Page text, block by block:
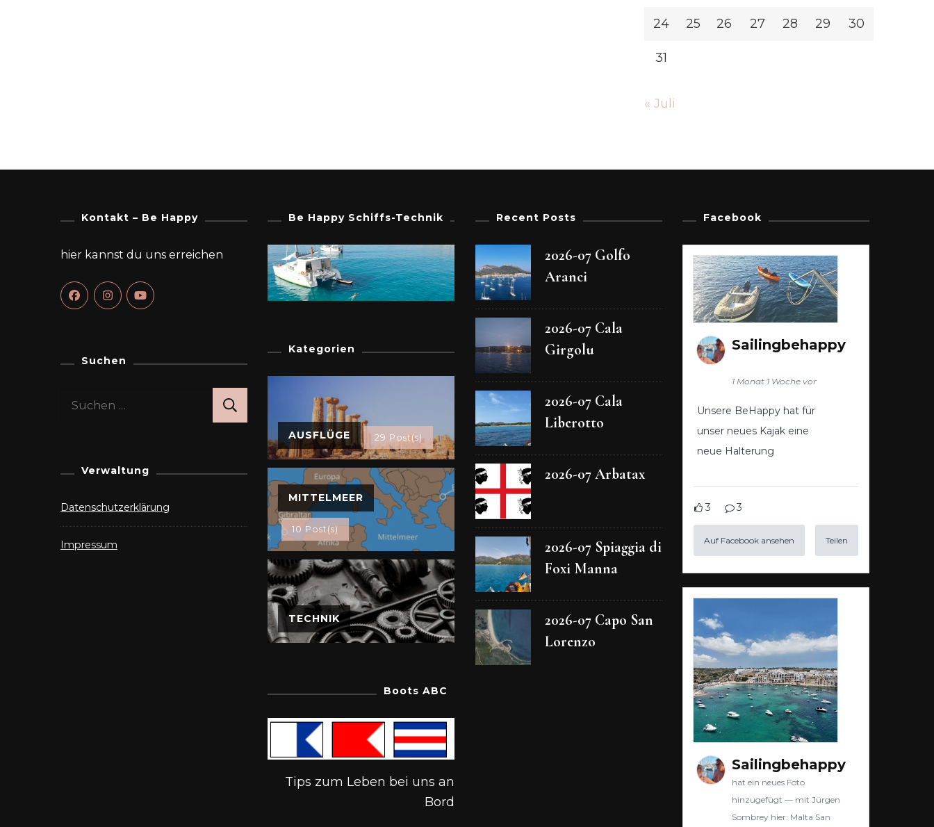
24 25 26 27 28 29 30
31
« Juli
Kontakt – Be Happy
hier kannst du uns erreichen
Suchen
Suchen
Verwaltung
Datenschutzerklärung
Impressum
Be Happy Schiffs-Technik
Kategorien
AUSFLÜGE 29 Post(s)
MITTELMEER
10 Post(s)
TECHNIK
Boots ABC
Tips zum Leben bei uns an
Bord
Recent Posts
2026-07 Golfo
Aranci
2026-07 Cala
Girgolu
2026-07 Cala
Liberotto
2026-07 Arbatax
2026-07 Spiaggia di
Foxi Manna
2026-07 Capo San
Lorenzo
Facebook
Sailingbehappy
1 Monat 1 Woche vor
Unsere BeHappy hat für
unser neues Kajak eine
neue Halterung
3 3
Auf Facebook ansehen Teilen
Sailingbehappy
hat ein neues Foto
hinzugefügt — mit Jürgen
Sombrey hier: Malta San